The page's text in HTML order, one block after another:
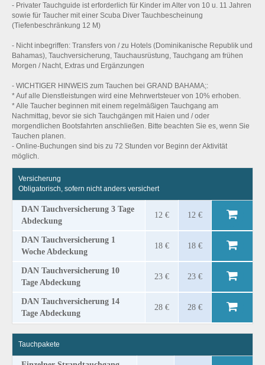
- Privater Tauchguide ist erforderlich für Kinder im Alter von 10 u. 11 Jahren
sowie für Taucher mit einer Scuba Diver Tauchbescheinung
(Tiefenbeschränkung 12 M)
- Nicht inbegriffen: Transfers von / zu Hotels (Dominikanische Republik und
Bahamas), Tauchversicherung, Tauchausrüstung, Tauchgang am frühen
Morgen / Nacht, Extras und Ergänzungen
- WICHTIGER HINWEIS zum Tauchen bei GRAND BAHAMA;:
* Auf alle Dienstleistungen wird eine Mehrwertsteuer von 10% erhoben.
* Alle Taucher beginnen mit einem regelmäßigen Tauchgang am
Nachmittag, bevor sie sich Tauchgängen mit Haien und / oder
morgendlichen Bootsfahrten anschließen. Bitte beachten Sie es, wenn Sie
Tauchen planen.
- Online-Buchungen sind bis zu 72 Stunden vor Beginn der Aktivität
möglich.
Versicherung
Obligatorisch, sofern nicht anders versichert
DAN Tauchversicherung 3 Tage
Abdeckung
12 € 12 €
DAN Tauchversicherung 1
Woche Abdeckung
18 € 18 €
DAN Tauchversicherung 10
Tage Abdeckung
23 € 23 €
DAN Tauchversicherung 14
Tage Abdeckung
28 € 28 €
Tauchpakete